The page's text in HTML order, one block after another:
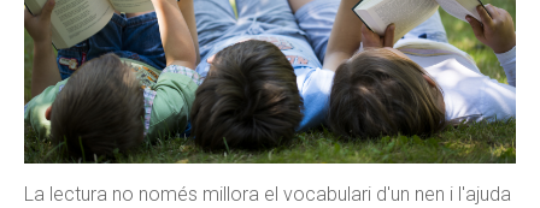
La lectura no només millora el vocabulari d'un nen i l'ajuda